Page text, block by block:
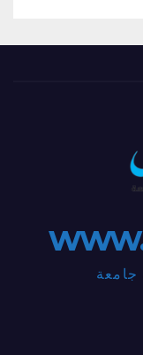
جامعة